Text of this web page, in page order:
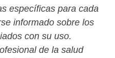
específicas para cada
informado sobre los
con su uso.
de la salud